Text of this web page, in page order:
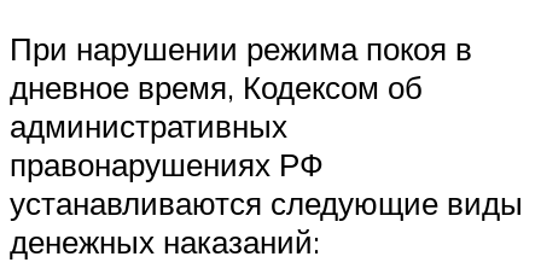
При нарушении режима покоя в
дневное время, Кодексом об
административных
правонарушениях РФ
устанавливаются следующие виды
денежных наказаний: